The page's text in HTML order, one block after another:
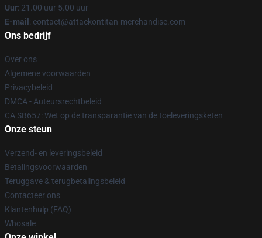
Uur: 21.00 uur 5.00 uur
E-mail : contact@attackontitan-merchandise.com
Ons bedrijf
Over ons
Algemene voorwaarden
Privacybeleid
DMCA - Auteursrechtbeleid
CA SB657: Wet op de transparantie van de toeleveringsketen
Onze steun
Verzend- en leveringsbeleid
Betalingsvoorwaarden
Teruggave & terugbetalingsbeleid
Contacteer ons
Klantenhulp (FAQ)
Whosale